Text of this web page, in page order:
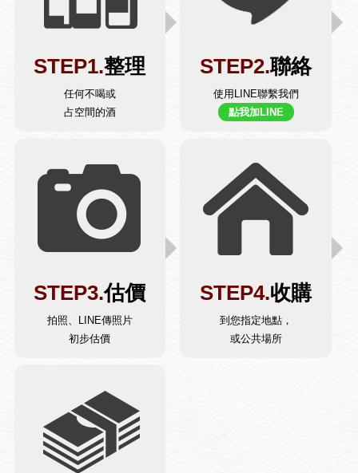
STEP1.整理
任何不喝或
占空間的酒
STEP2.聯絡
使用LINE聯繫我們
點我加LINE
STEP3.估價
拍照、LINE傳照片
初步估價
STEP4.收購
到您指定地點，
或公共場所